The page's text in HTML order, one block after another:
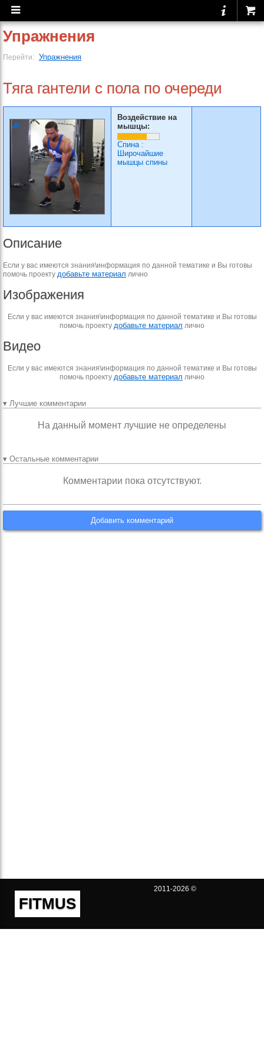
Упражнения
Перейти: Упражнения
Тяга гантели с пола по очереди
Воздействие на
мышцы:
Спина:
Широчайшие
мышцы спины
Описание
Если у вас имеются знания\информация по данной тематике и Вы готовы
помочь проекту добавьте материал лично
Изображения
Если у вас имеются знания\информация по данной тематике и Вы готовы
помочь проекту добавьте материал лично
Видео
Если у вас имеются знания\информация по данной тематике и Вы готовы
помочь проекту добавьте материал лично
▾ Лучшие комментарии
На данный момент лучшие не определены
▾ Остальные комментарии
Комментарии пока отсутствуют.
Добавить комментарий
FITMUS
2011-2026 ©